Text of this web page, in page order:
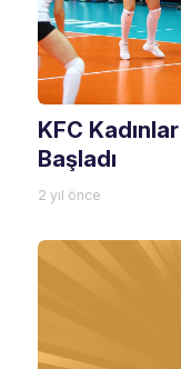
KFC
Başladı
2 yıl önce